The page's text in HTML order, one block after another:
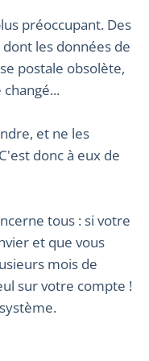
préoccupant. Des
les données de
postale obsolète,
et ne les
donc à eux de
tous : si votre
et que vous
mois de
sur votre compte !